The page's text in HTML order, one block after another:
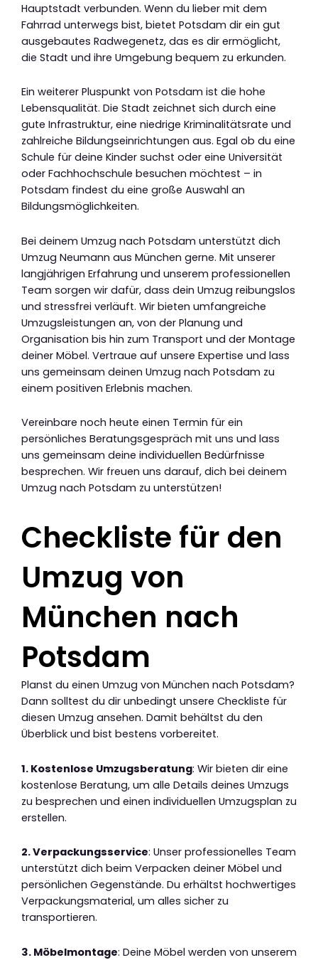
Hauptstadt verbunden. Wenn du lieber mit dem
Fahrrad unterwegs bist, bietet Potsdam dir ein gut
ausgebautes Radwegenetz, das es dir ermöglicht,
die Stadt und ihre Umgebung bequem zu erkunden.
Ein weiterer Pluspunkt von Potsdam ist die hohe
Lebensqualität. Die Stadt zeichnet sich durch eine
gute Infrastruktur, eine niedrige Kriminalitätsrate und
zahlreiche Bildungseinrichtungen aus. Egal ob du eine
Schule für deine Kinder suchst oder eine Universität
oder Fachhochschule besuchen möchtest – in
Potsdam findest du eine große Auswahl an
Bildungsmöglichkeiten.
Bei deinem Umzug nach Potsdam unterstützt dich
Umzug Neumann aus München gerne. Mit unserer
langjährigen Erfahrung und unserem professionellen
Team sorgen wir dafür, dass dein Umzug reibungslos
und stressfrei verläuft. Wir bieten umfangreiche
Umzugsleistungen an, von der Planung und
Organisation bis hin zum Transport und der Montage
deiner Möbel. Vertraue auf unsere Expertise und lass
uns gemeinsam deinen Umzug nach Potsdam zu
einem positiven Erlebnis machen.
Vereinbare noch heute einen Termin für ein
persönliches Beratungsgespräch mit uns und lass
uns gemeinsam deine individuellen Bedürfnisse
besprechen. Wir freuen uns darauf, dich bei deinem
Umzug nach Potsdam zu unterstützen!
Checkliste für den
Umzug von
München nach
Potsdam
Planst du einen Umzug von München nach Potsdam?
Dann solltest du dir unbedingt unsere Checkliste für
diesen Umzug ansehen. Damit behältst du den
Überblick und bist bestens vorbereitet.
1. Kostenlose Umzugsberatung: Wir bieten dir eine
kostenlose Beratung, um alle Details deines Umzugs
zu besprechen und einen individuellen Umzugsplan zu
erstellen.
2. Verpackungsservice: Unser professionelles Team
unterstützt dich beim Verpacken deiner Möbel und
persönlichen Gegenstände. Du erhältst hochwertiges
Verpackungsmaterial, um alles sicher zu
transportieren.
3. Möbelmontage: Deine Möbel werden von unserem